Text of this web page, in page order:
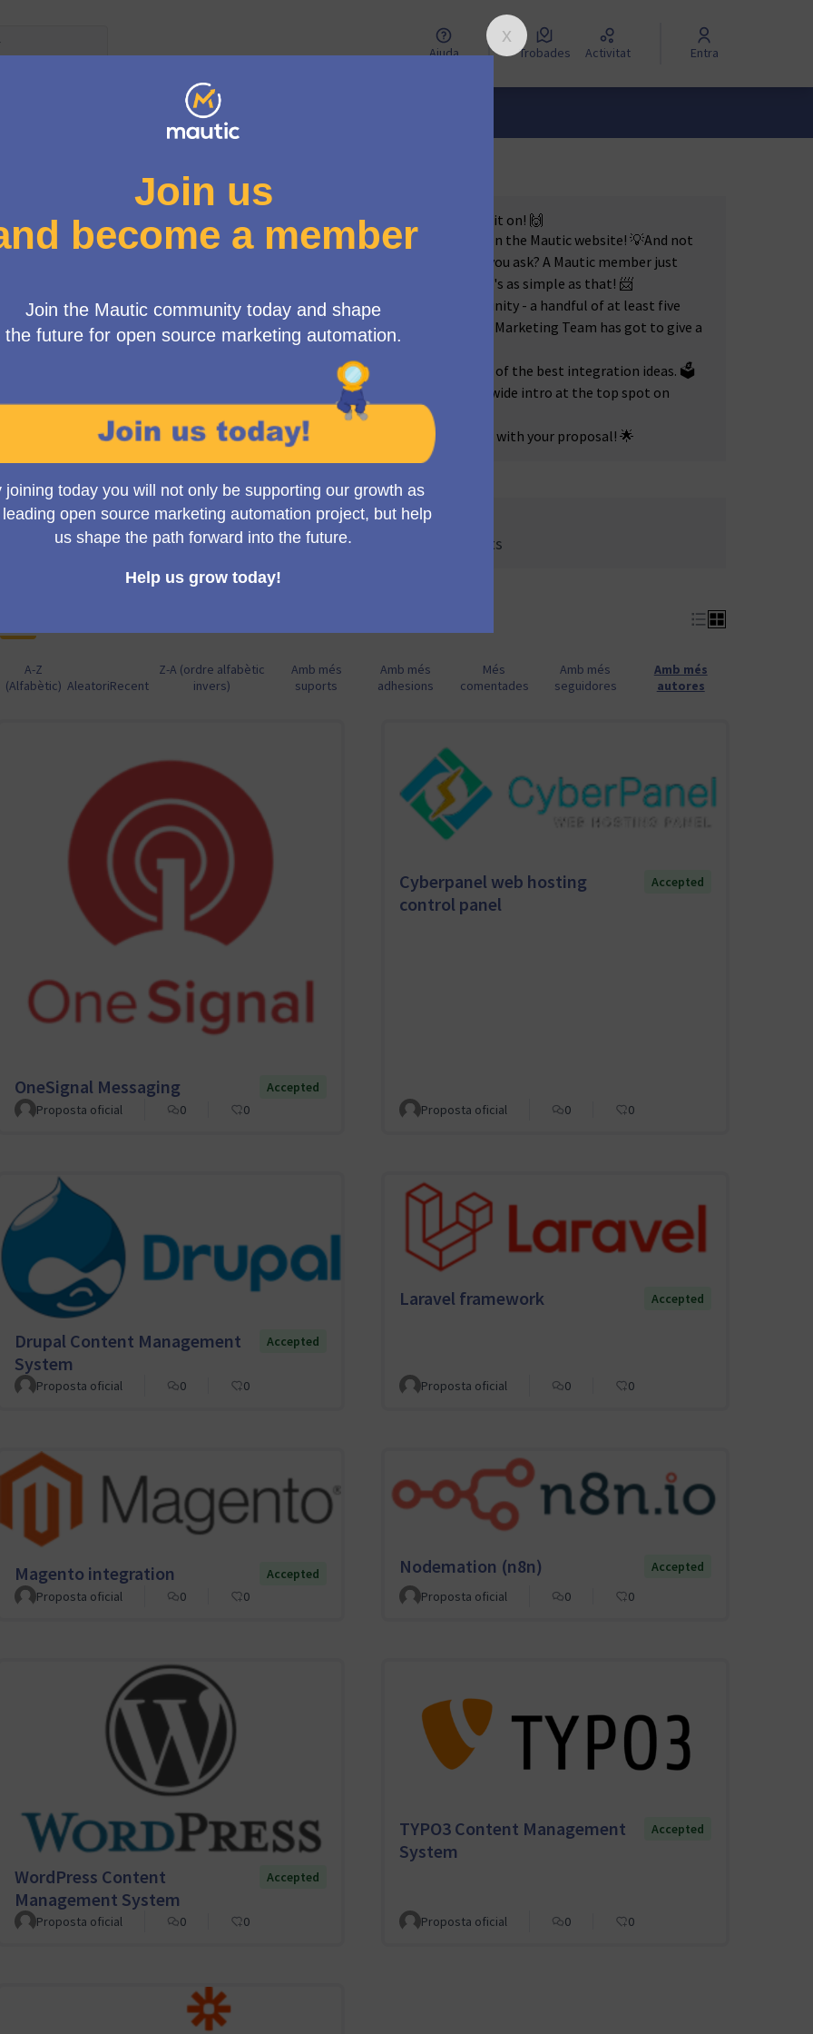
Ajuda Trobades Activitat Entra
Got an Integration with Mautic and want to be listed on the directory? Bring it on! 🙌
Hey there, guess what? Your great integrations with Mautic can be featured on the Mautic website! 💡And not
just that, it might even make it to the Mautic website's homepage. 🏆 How, you ask? A Mautic member just
needs to propose an integration that you use or like, and let us do the rest. It's as simple as that! 📨
But hang on, your integration needs to find fans within our awesome community - a handful of at least five
members need to support it before we include it in the directory. 👥 Plus, our Marketing Team has got to give a
There's more! Every three months, we all come together to vote up the best of the best integration ideas. 🗳️
The top three favourites not only get bragging rights but also a fancy worldwide intro at the top spot on
mautic.org's homepage. Trust us, it doesn't get bigger than this! 🚀
So, what are you waiting for? Let's make Mautic better, together. It all starts with your proposal! 🌟
La selecció de propostes es regeix per les següents normes:
Per ser validades, les propostes han d'arribar a un mínim de 5 suports
A-Z
(Alfabètic) AleatoriRecent
Z-A (ordre alfabètic
invers)
Amb més
suports
Amb més
adhesions
Més
comentades
Amb més
seguidores
Amb més
autores
OneSignal Messaging
Accepted
Proposta oficial
0 0
Cyberpanel web hosting
control panel
Accepted
Proposta oficial 0 0
Drupal Content Management
System
Accepted
Proposta oficial 0 0
Laravel framework Accepted
Proposta oficial 0 0
Magento integration
Accepted
Proposta oficial
0 0
Nodemation (n8n)
Accepted
Proposta oficial
0 0
WordPress Content
Management System
Accepted
Proposta oficial 0 0
TYPO3 Content Management
System
Accepted
Proposta oficial 0 0